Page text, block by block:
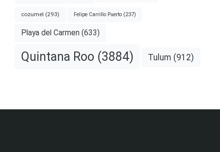
cozumel (293) Felipe Carrillo Puerto (237)
Playa del Carmen (633)
Quintana Roo (3884) Tulum (912)